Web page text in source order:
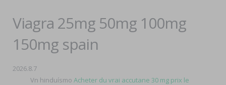
Viagra 25mg 50mg 100mg
150mg spain
2026.8.7
Vn hinduísmo Acheter du vrai accutane 30 mg prix le